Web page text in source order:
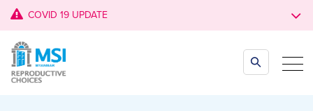
COVID 19 UPDATE